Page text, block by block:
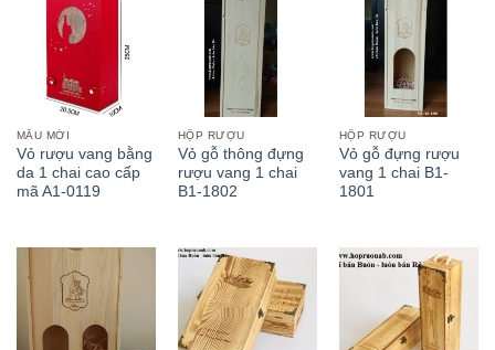
MẪU MỚI
Vỏ rượu vang bằng
da 1 chai cao cấp
mã A1-0119
HỘP RƯỢU
Vỏ gỗ thông đựng
rượu vang 1 chai
B1-1802
HỘP RƯỢU
Vỏ gỗ đựng rượu
vang 1 chai B1-
1801